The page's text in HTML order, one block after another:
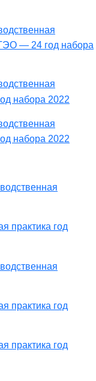
— 24 год набора
набора 2022
набора 2022
практика год
практика год
практика год